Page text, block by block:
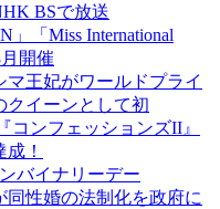
BSで放送
」「Miss International
月開催
マ王妃がワールドプライ
クイーンとして初
コンフェッションズII』
！
バイナリーデー
同性婚の法制化を政府に